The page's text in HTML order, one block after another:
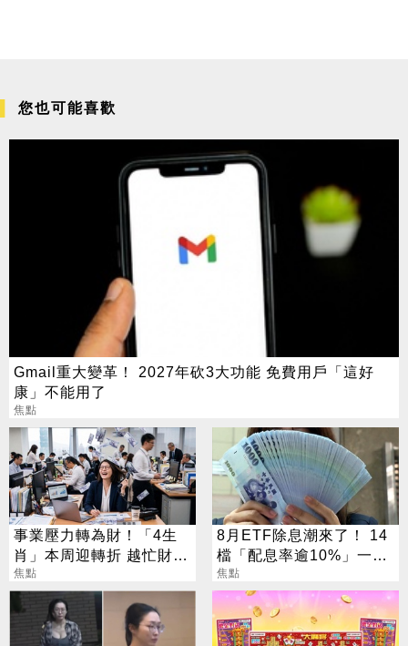
您也可能喜歡
Gmail重大變革！ 2027年砍3大功能 免費用戶「這好
康」不能用了
焦點
事業壓力轉為財！「4生
肖」本周迎轉折 越忙財運
越旺
焦點
8月ETF除息潮來了！ 14
檔「配息率逾10%」一次
看
焦點